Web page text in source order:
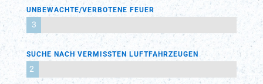
UNBEWACHTE/VERBOTENE FEUER
3
SUCHE NACH VERMISSTEN LUFTFAHRZEUGEN
2